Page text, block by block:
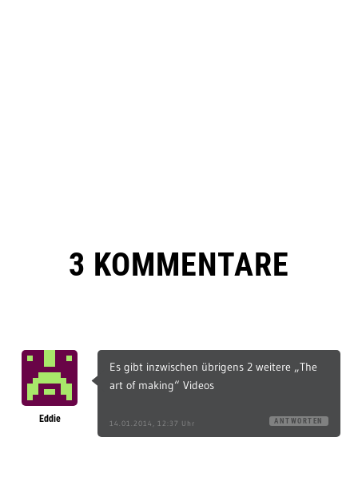
3 KOMMENTARE
Eddie
Es gibt inzwischen übrigens 2 weitere „The
art of making“ Videos
14.01.2014, 12:37 Uhr ANTWORTEN